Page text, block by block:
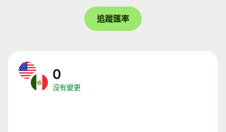
追蹤匯率
0
沒有變更